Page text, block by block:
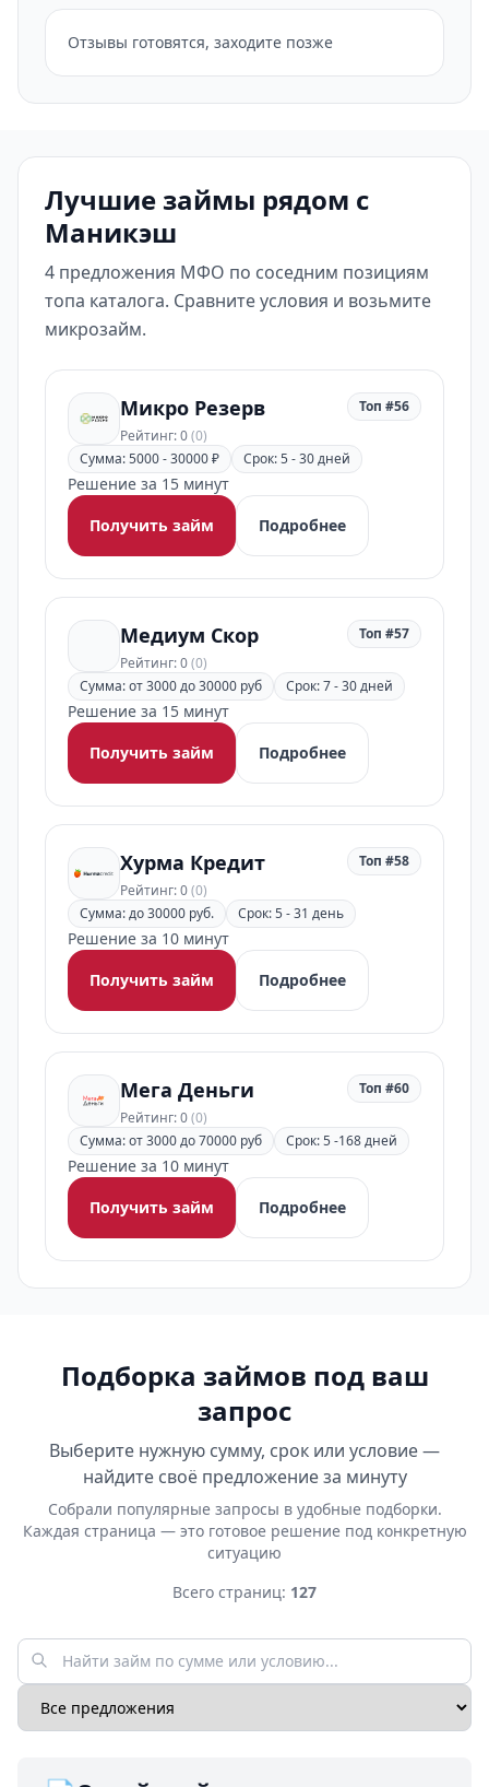
Отзывы готовятся, заходите позже
Лучшие займы рядом с
Маникэш
4 предложения МФО по соседним позициям
топа каталога. Сравните условия и возьмите
микрозайм.
Микро Резерв
Рейтинг: 0(0)
Топ #56
Сумма: 5000 - 30000 ₽ Срок: 5 - 30 дней
Решение за 15 минут
Получить займ
Подробнее
Медиум Скор
Рейтинг: 0(0)
Топ #57
Сумма: от 3000 до 30000 руб Срок: 7 - 30 дней
Решение за 15 минут
Получить займ
Подробнее
Хурма Кредит
Рейтинг: 0(0)
Топ #58
Сумма: до 30000 руб. Срок: 5 - 31 день
Решение за 10 минут
Получить займ
Подробнее
Мега Деньги
Рейтинг: 0(0)
Топ #60
Сумма: от 3000 до 70000 руб Срок: 5 -168 дней
Решение за 10 минут
Получить займ
Подробнее
Подборка займов под ваш
запрос
Выберите нужную сумму, срок или условие —
найдите своё предложение за минуту
Собрали популярные запросы в удобные подборки.
Каждая страница — это готовое решение под конкретную
ситуацию
Всего страниц: 127